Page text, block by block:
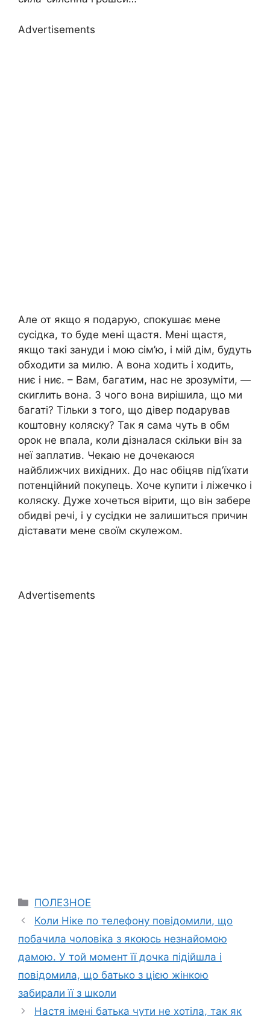
Advertisements
Але от якщо я подарую, спокушає мене
сусідка, то буде мені щастя. Мені щастя,
якщо такі зануди і мою сім’ю, і мій дім, будуть
обходити за милю. А вона ходить і ходить,
ниє і ниє. – Вам, багатим, нас не зрозуміти, —
скиглить вона. З чого вона вирішила, що ми
багаті? Тільки з того, що дівер подарував
коштовну коляску? Так я сама чуть в обм
орок не впала, коли дізналася скільки він за
неї заплатив. Чекаю не дочекаюся
найближчих вихідних. До нас обіцяв під’їхати
потенційний покупець. Хоче купити і ліжечко і
коляску. Дуже хочеться вірити, що він забере
обидві речі, і у сусідки не залишиться причин
діставати мене своїм скулежом.
Advertisements
Categories
ПОЛЕЗНОЕ
Коли Ніке по телефону повідомили, що
побачила чоловіка з якоюсь незнайомою
дамою. У той момент її дочка підійшла і
повідомила, що батько з цією жінкою
забирали її з школи
Настя імені батька чути не хотіла, так як